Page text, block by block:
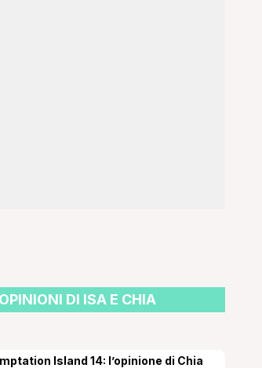
DI ISA E CHIA
Island 14: l’opinione di Chia